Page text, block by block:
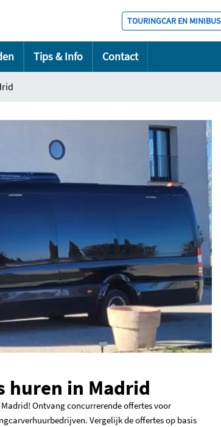
TOURINGCAR EN
Tips & Info Contact
huren in Madrid
Ontvang concurrerende offertes voor
Vergelijk de offertes op basis